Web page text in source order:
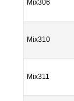
Mix306
Mix310
Mix311